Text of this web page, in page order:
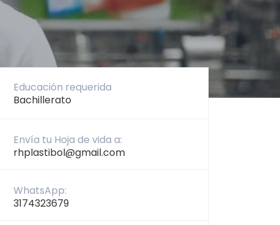
Educación requerida
Bachillerato
Envía tu Hoja de vida a:
rhplastibol@gmail.com
WhatsApp:
3174323679